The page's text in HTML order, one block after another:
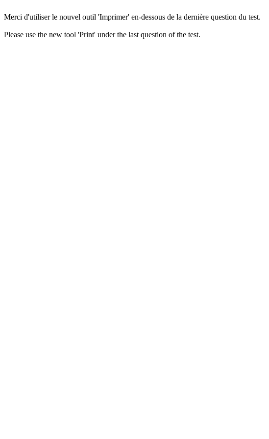
Merci d'utiliser le nouvel outil 'Imprimer' en-dessous de la dernière question du test.
Please use the new tool 'Print' under the last question of the test.